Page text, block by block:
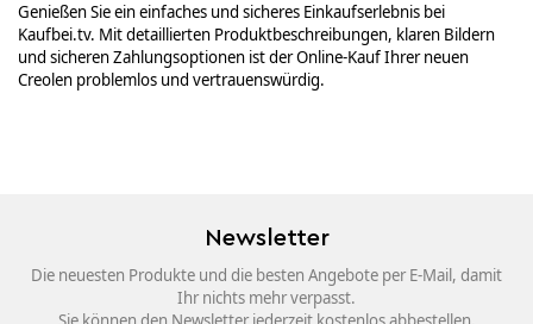
Genießen Sie ein einfaches und sicheres Einkaufserlebnis bei
Kaufbei.tv. Mit detaillierten Produktbeschreibungen, klaren Bildern
und sicheren Zahlungsoptionen ist der Online-Kauf Ihrer neuen
Creolen problemlos und vertrauenswürdig.
Newsletter
Die neuesten Produkte und die besten Angebote per E-Mail, damit
Ihr nichts mehr verpasst.